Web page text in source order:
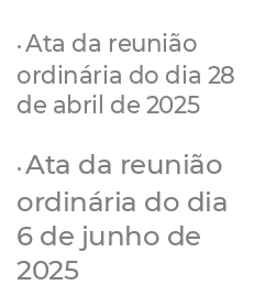
• Ata da reunião
ordinária do dia 28
de abril de 2025
•Ata da reunião
ordinária do dia
6 de junho de
2025